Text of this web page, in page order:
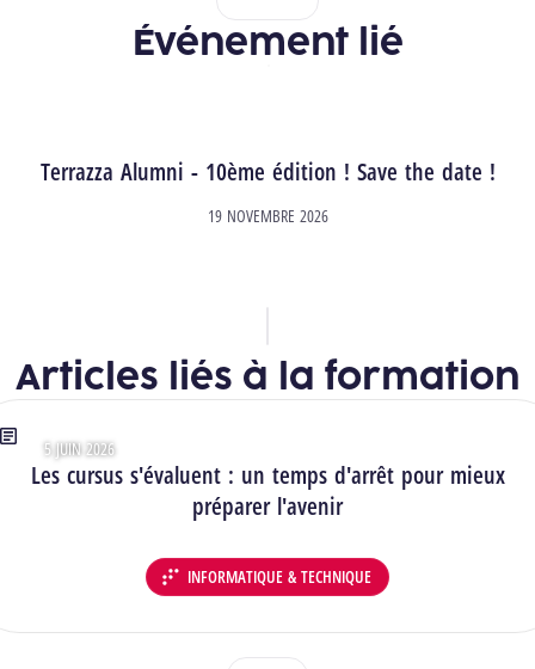
1 2 3
Événement lié
Terrazza Alumni - 10ème édition ! Save the date !
19 NOVEMBRE 2026
Articles liés à la formation
Les cursus s'évaluent : un temps d'arrêt pour mieux
préparer l'avenir
Type : Articles
5 JUIN 2026
DÉPARTEMENT :
INFORMATIQUE & TECHNIQUE